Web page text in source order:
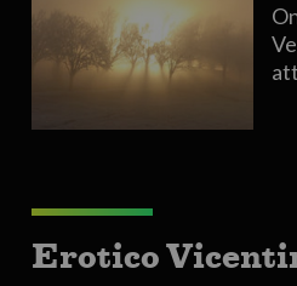
Erotico